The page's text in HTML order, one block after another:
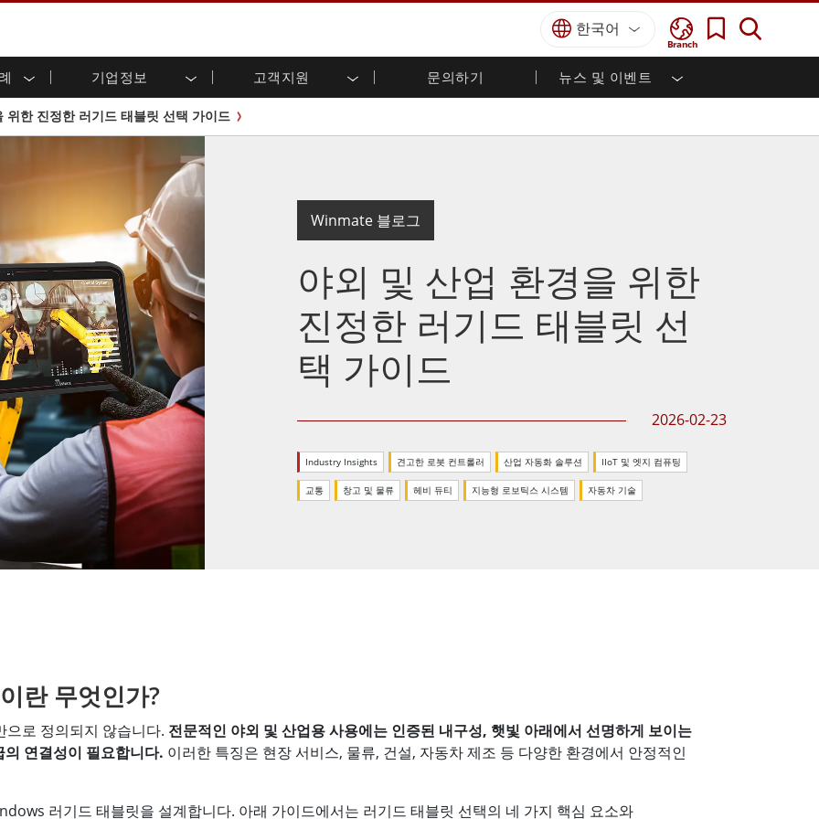
Branch
한국어
기업정보 고객지원 문의하기 뉴스 및 이벤트
디스플레이
(P-CAP)
C
스 시리
실외 디스플레이
G-WIN 시리즈 /
후면 마운트
ATEX 등급
랙 마운트
바 유형 디스플레
이
OSD 박스
산업용 패널 PC 및 HMI
HMI(P-CAP 터치)
스테인리스 시리즈
G-WIN 시리즈 / IP67 설계
엣지 AI 패널 PC
국방부 러기드 노트북
지상 관제소
드 컴퓨팅
/ 방수 러기드 PC IP65
트웨이
이트웨이
More
헬스케어 등급
의료용 러기드 태블릿
해양 등급
More
가스, ATEX 등급
급 러기드 태블릿
급 내구성형 핸드헬드
급 패널 PC
More
엣지 AI 모빌리티
엣지 AI 패널 PC
스테인리스 스틸 등급
스테인리스 스틸 패널 PC
스테인리스 스틸 디스플레이
에너지, 화학, ATEX 제품
식품 및 위생 산업
해양
엣지 컴퓨팅
로보틱스 시스템
례
관계 시민권
드 센터 고객 서비스 센터
유
터 제품 변경 알림
채널
VR 엑스포
인증／준수
위한 진정한 러기드 태블릿 선택 가이드
Winmate 블로그
야외 및 산업 환경을 위한
진정한 러기드 태블릿 선
택 가이드
2026-02-23
Industry Insights 견고한 로봇 컨트롤러 산업 자동화 솔루션 IIoT 및 엣지 컴퓨팅
교통 창고 및 물류 헤비 듀티 지능형 로보틱스 시스템 자동차 기술
란 무엇인가?
로 정의되지 않습니다. 전문적인 야외 및 산업용 사용에는 인증된 내구성, 햇빛 아래에서 선명하게 보이는
연결성이 필요합니다. 이러한 특징은 현장 서비스, 물류, 건설, 자동차 제조 등 다양한 환경에서 안정적인
러기드 태블릿을 설계합니다. 아래 가이드에서는 러기드 태블릿 선택의 네 가지 핵심 요소와